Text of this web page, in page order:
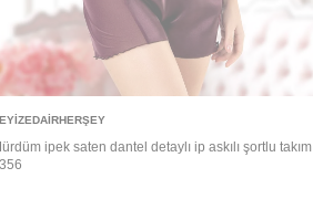
Sepete Ekle
ipek saten dantel detaylı ip askılı şortlu takım